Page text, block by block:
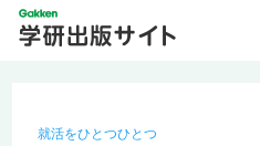
就活をひとつひとつ